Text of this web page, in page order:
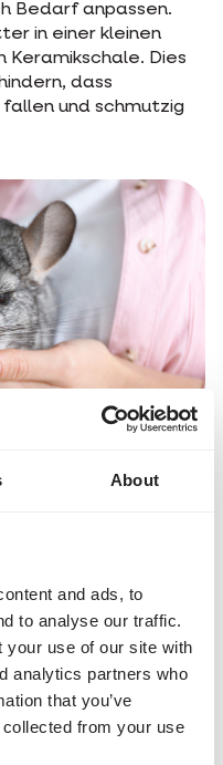
About
and ads, to
to analyse our traffic.
your use of our site with
analytics partners who
that you’ve
from your use
Bedarf anpassen.
in einer kleinen
Keramikschale. Dies
dass
und schmutzig
eine Diät geben, die
ist, sollten Sie sie
Zustandund sorgt für
Wenn
Heu
kein feuchtes,
Heu füttern.